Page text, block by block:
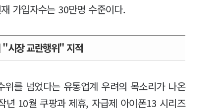
가입자수는 30만명 수준이다.
"시장 교란행위" 지적
를 넘었다는 유통업계 우려의 목소리가 나온
년 10월 쿠팡과 제휴, 자급제 아이폰13 시리즈